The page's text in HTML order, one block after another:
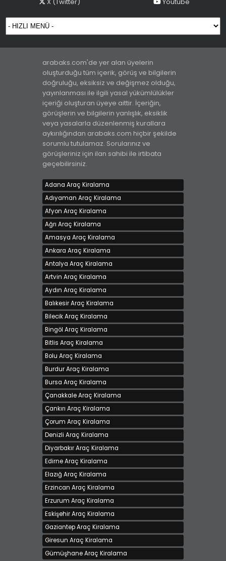
arabaks.com'de yer alan üyelerin
oluşturduğu tüm içerik, görüş ve bilgilerin
doğruluğu, eksiksiz ve değişmez olduğu,
yayınlanması ile ilgili yasal yükümlülükler
içeriği oluşturan üyeye aittir. İçeriğin,
görüşlerin ve bilgilerin yanlışlık, eksiklik
veya yasalarla düzenlenmiş kurallara
aykırılığından arabaks.com hiçbir şekilde
sorumlu tutulamaz. Sorularınız ve
görüşleriniz için ilan sahibi ile irtibata
geçebilirsiniz.
Adana Araç Kiralama
Adıyaman Araç Kiralama
Afyon Araç Kiralama
Ağrı Araç Kiralama
Amasya Araç Kiralama
Ankara Araç Kiralama
Antalya Araç Kiralama
Artvin Araç Kiralama
Aydın Araç Kiralama
Balıkesir Araç Kiralama
Bilecik Araç Kiralama
Bingöl Araç Kiralama
Bitlis Araç Kiralama
Bolu Araç Kiralama
Burdur Araç Kiralama
Bursa Araç Kiralama
Çanakkale Araç Kiralama
Çankırı Araç Kiralama
Çorum Araç Kiralama
Denizli Araç Kiralama
Diyarbakır Araç Kiralama
Edirne Araç Kiralama
Elazığ Araç Kiralama
Erzincan Araç Kiralama
Erzurum Araç Kiralama
Eskişehir Araç Kiralama
Gaziantep Araç Kiralama
Giresun Araç Kiralama
Gümüşhane Araç Kiralama